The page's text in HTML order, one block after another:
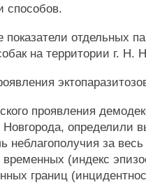
способов.
показатели отдельных
на территории г. Н.
проявления
определили
неблагополучия за
(индекс
границ